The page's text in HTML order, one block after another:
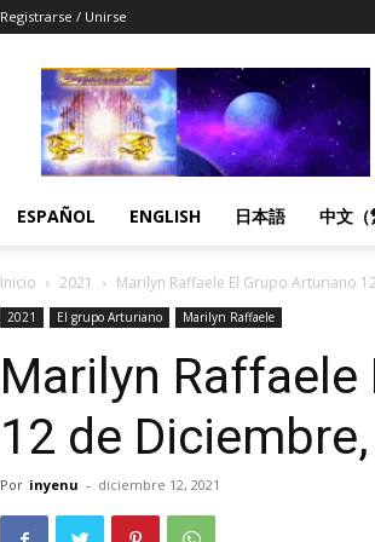
Registrarse / Unirse
Despertandome
Español
ESPAÑOL ENGLISH 日本語 中文（
Inicio 2021 Marilyn Raffaele El Grupo Arturiano
2021 El grupo Arturiano Marilyn Raffaele
Marilyn
12 de
Por inyenu - diciembre 12, 2021